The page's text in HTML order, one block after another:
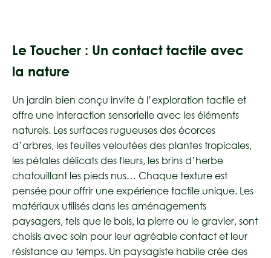
Le Toucher : Un contact tactile avec
la nature
Un jardin bien conçu invite à l’exploration tactile et
offre une interaction sensorielle avec les éléments
naturels. Les surfaces rugueuses des écorces
d’arbres, les feuilles veloutées des plantes tropicales,
les pétales délicats des fleurs, les brins d’herbe
chatouillant les pieds nus… Chaque texture est
pensée pour offrir une expérience tactile unique. Les
matériaux utilisés dans les aménagements
paysagers, tels que le bois, la pierre ou le gravier, sont
choisis avec soin pour leur agréable contact et leur
résistance au temps. Un paysagiste habile crée des